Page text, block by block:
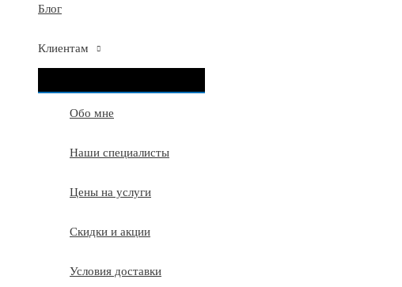
Блог
Клиентам
МЕНЮ
Обо мне
Наши специалисты
Цены на услуги
Скидки и акции
Условия доставки